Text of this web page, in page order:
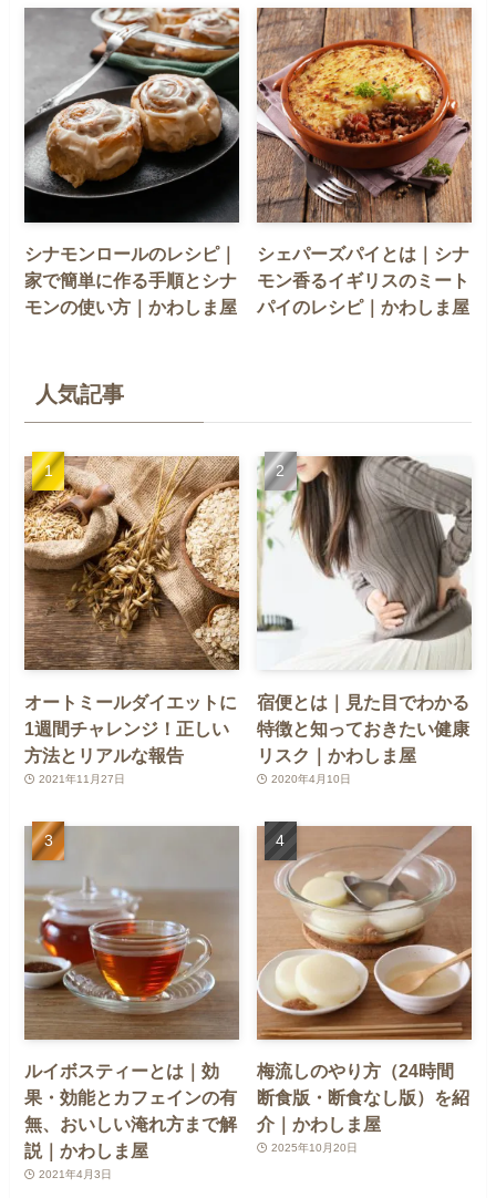
シナモンロールのレシピ｜
家で簡単に作る手順とシナ
モンの使い方｜かわしま屋
シェパーズパイとは｜シナ
モン香るイギリスのミート
パイのレシピ｜かわしま屋
人気記事
オートミールダイエットに
1週間チャレンジ！正しい
方法とリアルな報告
2021年11月27日
宿便とは｜見た目でわかる
特徴と知っておきたい健康
リスク｜かわしま屋
2020年4月10日
ルイボスティーとは｜効
果・効能とカフェインの有
無、おいしい淹れ方まで解
説｜かわしま屋
2021年4月3日
梅流しのやり方（24時間
断食版・断食なし版）を紹
介｜かわしま屋
2025年10月20日